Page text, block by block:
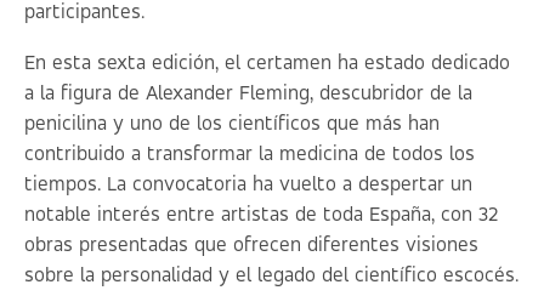
participantes.
En esta sexta edición, el certamen ha estado dedicado
a la figura de Alexander Fleming, descubridor de la
penicilina y uno de los científicos que más han
contribuido a transformar la medicina de todos los
tiempos. La convocatoria ha vuelto a despertar un
notable interés entre artistas de toda España, con 32
obras presentadas que ofrecen diferentes visiones
sobre la personalidad y el legado del científico escocés.